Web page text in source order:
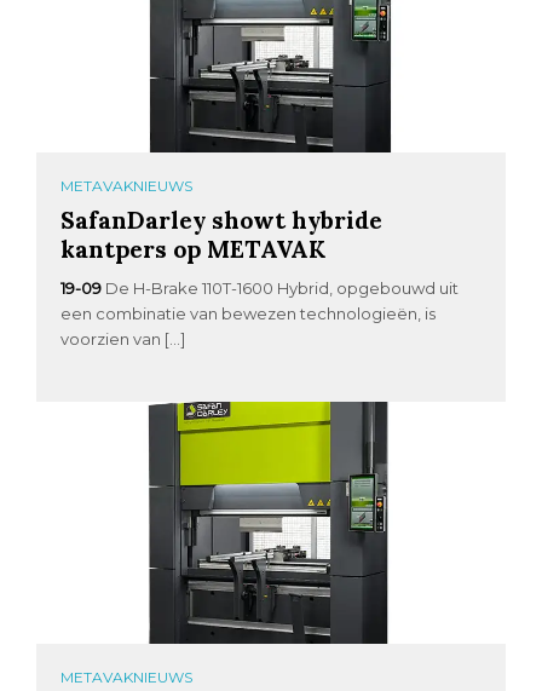
METAVAKNIEUWS
SafanDarley showt hybride
kantpers op METAVAK
19-09 De H-Brake 110T-1600 Hybrid, opgebouwd uit
een combinatie van bewezen technologieën, is
voorzien van […]
METAVAKNIEUWS